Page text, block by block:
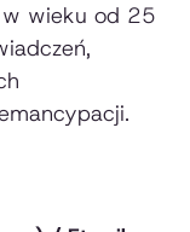
w wieku od 25